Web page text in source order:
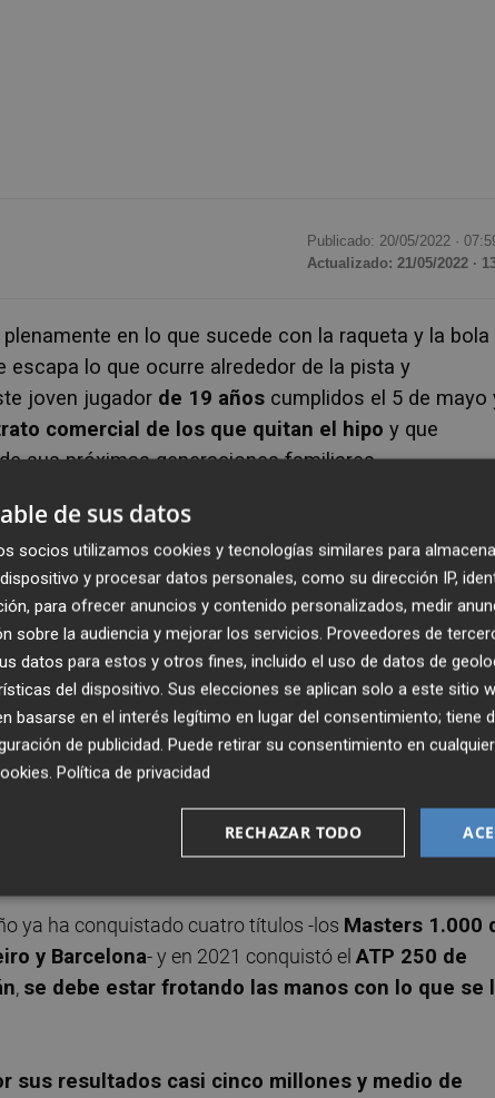
Publicado: 20/05/2022 ·
Actualizado: 21/05/2022 ·
en lo que sucede con la raqueta y la bola
lo que ocurre alrededor de la pista y
joven jugador de 19 años cumplidos el 5 de mayo
comercial de los que quitan el hipo y que
sus próximas generaciones familiares.
hará 21-, ha llegado a un acuerdo con
150 millones de euros-la noticia ha sido anunciada
multinacional estadounidense a Carlitos por renovar
cinco títulos, que son los ATP 250 de Sofía en 2020 y
así como el ATP 500 de Washington igualmente en
inferior a Alcaraz, quien por cierto le ganó en el
de final del Masters 1.000 de París-Bercy cuando el
por 7-6 (1) y 7-5-.
ya ha conquistado cuatro títulos -los Masters 1.000
y Barcelona- y en 2021 conquistó el ATP 250 de
, se debe estar frotando las manos con lo que se
sus resultados casi cinco millones y medio de
de sus datos
socios utilizamos cookies y tecnologías similares para
y procesar datos personales, como su dirección IP,
para ofrecer anuncios y contenido personalizados, medir
sobre la audiencia y mejorar los servicios. Proveedores de
datos para estos y otros fines, incluido el uso de datos de
del dispositivo. Sus elecciones se aplican solo a este sitio
basarse en el interés legítimo en lugar del consentimiento; tiene
de publicidad. Puede retirar su consentimiento en
. Política de privacidad
RECHAZAR TODO